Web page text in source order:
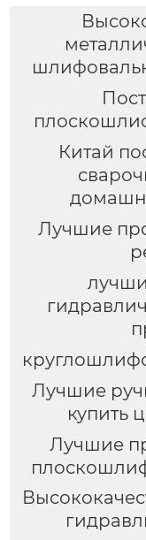
Китай
Лучшие
Лучшие
купить
Лучшие